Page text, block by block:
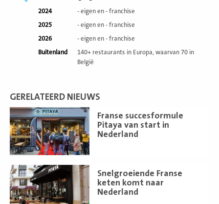
2024
- eigen en - franchise
2025
- eigen en - franchise
2026
- eigen en - franchise
Buitenland
140+ restaurants in Europa, waarvan 70 in
België
GERELATEERD NIEUWS
Franse succesformule
Pitaya van start in
Nederland
Lees
meer
Snelgroeiende Franse
keten komt naar
Nederland
Lees
meer